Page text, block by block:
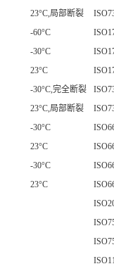
23°C,局部断裂
-60°C
-30°C
23°C
-30°C,完全断裂
23°C,局部断裂
-30°C
23°C
-30°C
23°C